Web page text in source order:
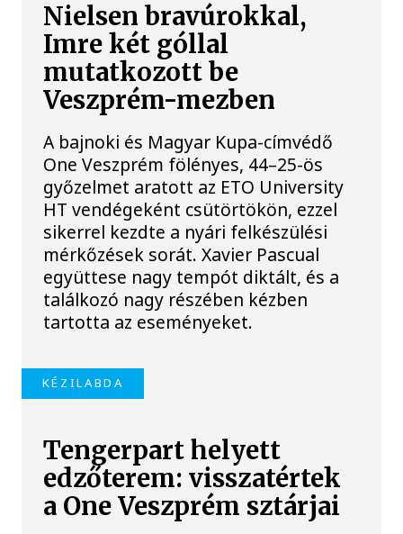
Nielsen bravúrokkal,
Imre két góllal
mutatkozott be
Veszprém-mezben
A bajnoki és Magyar Kupa-címvédő
One Veszprém fölényes, 44–25-ös
győzelmet aratott az ETO University
HT vendégeként csütörtökön, ezzel
sikerrel kezdte a nyári felkészülési
mérkőzések sorát. Xavier Pascual
együttese nagy tempót diktált, és a
találkozó nagy részében kézben
tartotta az eseményeket.
KÉZILABDA
Tengerpart helyett
edzőterem: visszatértek
a One Veszprém sztárjai